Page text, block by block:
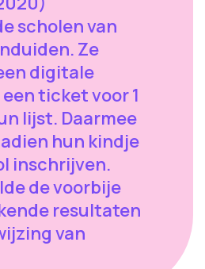
scholen van
Ze
digitale
ticket voor 1
lijst. Daarmee
hun kindje
inschrijven.
de voorbije
resultaten
van